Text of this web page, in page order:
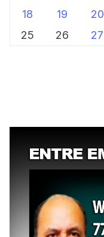
18
19 20
25
26 27